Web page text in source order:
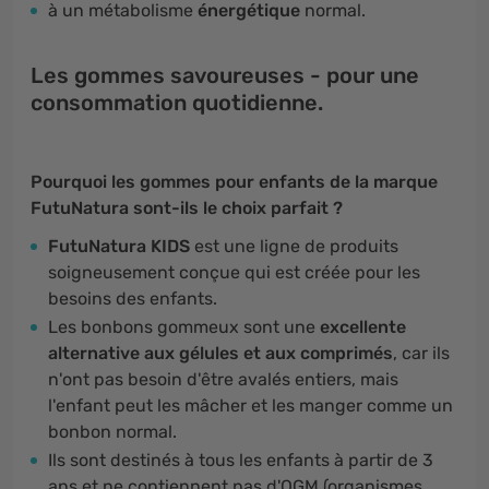
à un métabolisme énergétique normal.
Les gommes savoureuses - pour une
consommation quotidienne.
Pourquoi les gommes pour enfants de la marque
FutuNatura sont-ils le choix parfait ?
FutuNatura KIDS est une ligne de produits
soigneusement conçue qui est créée pour les
besoins des enfants.
Les bonbons gommeux sont une excellente
alternative aux gélules et aux comprimés, car ils
n'ont pas besoin d'être avalés entiers, mais
l'enfant peut les mâcher et les manger comme un
bonbon normal.
Ils sont destinés à tous les enfants à partir de 3